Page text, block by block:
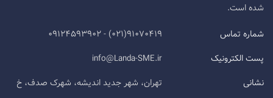
شده است.
شماره تماس
91070419(021) - 09124593902
پست الکترونیک
info@Landa-SME.ir
نشانی
تهران، شهر جدید اندیشه، شهرک صدف، خ